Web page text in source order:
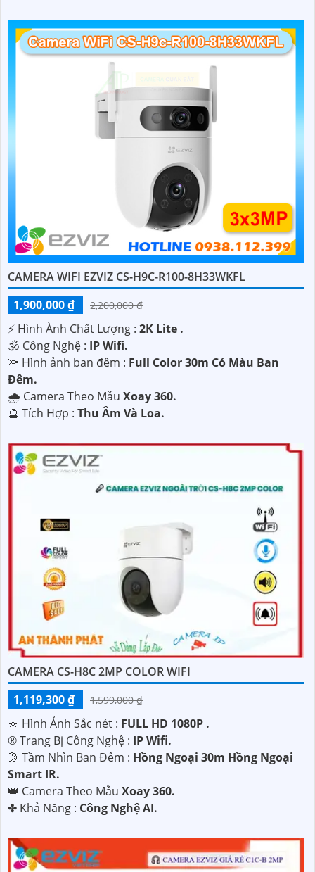
CAMERA WIFI EZVIZ CS-H9C-R100-8H33WKFL
1,900,000 ₫
2,200,000 ₫
️⚡ Hình Ành Chất Lượng : 2K Lite .
🕉️ Công Nghệ : IP Wifi.
🔦 Hình ảnh ban đêm : Full Color 30m Có Màu Ban
Ðêm.
🌧️ Camera Theo Mẫu Xoay 360.
️🔮 Tích Hợp : Thu Âm Và Loa.
CAMERA CS-H8C 2MP COLOR WIFI
1,119,300 ₫
1,599,000 ₫
🔆 Hình Ảnh Sắc nét : FULL HD 1080P .
®️ Trang Bị Công Nghệ : IP Wifi.
🌛 Tầm Nhìn Ban Đêm : Hồng Ngoại 30m Hồng Ngoại
Smart IR.
👑 Camera Theo Mẫu Xoay 360.
️✤ Khả Năng : Công Nghệ AI.